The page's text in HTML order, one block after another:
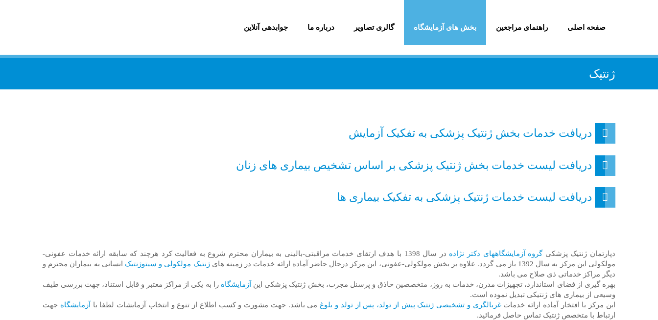
صفحه اصلی راهنمای مراجعین بخش های آزمایشگاه گالری تصاویر درباره ما جوابدهی آنلاین
ژنتیک
دریافت خدمات بخش ژنتیک پزشکی به تفکیک آزمایش
دریافت لیست خدمات بخش ژنتیک پزشکی بر اساس تشخیص بیماری های زنان
دریافت لیست خدمات ژنتیک پزشکی به تفکیک بیماری ها
دپارتمان ژنتیک پزشکیگروه آزمایشگاههای دکتر نژاده
در سال 1398 با هدف ارتقای خدمات مراقبتی-بالینی به بیماران محترم شروع به فعالیت کرد هرچند که سابقه ارائه خدمات عفونی-
مولکولی این مرکز به سال 1392 باز می گردد. علاوه بر بخش مولکولی-عفونی، این مرکز درحال حاضر آماده ارائه خدمات در زمینه های
ژنتیک مولکولی و سیتوژنتیک انسانی به بیماران محترم و
دیگر مراکز خدماتی ذی صلاح می باشد.
بهره گیری از فضای استاندارد، تجهیزات مدرن، خدمات به روز، متخصصین حاذق و پرسنل مجرب، بخش ژنتیک پزشکی این آزمایشگاه را به یکی از مراکز معتبر و قابل استناد، جهت بررسی طیف
وسیعی از بیماری های ژنتیکی تبدیل نموده است.
این مرکز با افتخار آماده ارائه خدماتغربالگری و تشخیصی ژنتیک پیش از تولد، پس از تولد و بلوغ می باشد. جهت مشورت و کسب اطلاع از تنوع و انتخاب آزمایشات لطفا با آزمایشگاه جهت
ارتباط با متخصص ژنتیک تماس حاصل فرمائید.